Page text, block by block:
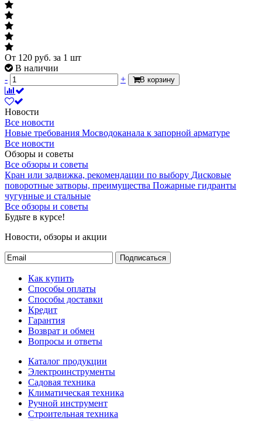
От 120 руб. за 1 шт
В наличии
-
+ В корзину
Новости
Все новости
Новые требования Мосводоканала к запорной арматуре
Все новости
Обзоры и советы
Все обзоры и советы
Кран или задвижка, рекомендации по выбору Дисковые
поворотные затворы, преимущества Пожарные гидранты
чугунные и стальные
Все обзоры и советы
Будьте в курсе!
Новости, обзоры и акции
Подписаться
Как купить
Способы оплаты
Способы доставки
Кредит
Гарантия
Возврат и обмен
Вопросы и ответы
Каталог продукции
Электроинструменты
Садовая техника
Климатическая техника
Ручной инструмент
Строительная техника